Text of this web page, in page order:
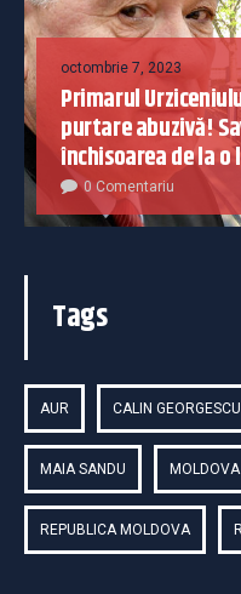
octombrie 7, 2023
Primarul
purtare abuzivă!
închisoarea de la o
0 Comentariu
Tags
AUR CALIN GEORGESCU
MAIA SANDU MOLDOVA
REPUBLICA MOLDOVA